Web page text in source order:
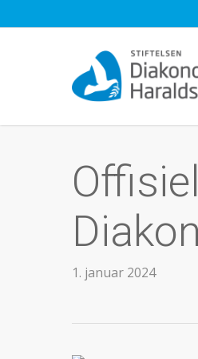
to
1. januar 2024